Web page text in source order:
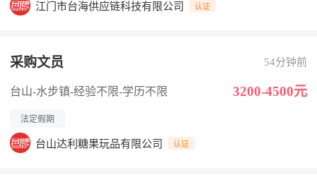
江门市台海供应链科技有限公司 认证
采购文员 54分钟前
台山-水步镇-经验不限-学历不限 3200-4500元
法定假期
台山达利糖果玩品有限公司 认证